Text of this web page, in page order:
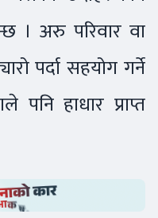
। अरु परिवार वा
पर्दा सहयोग गर्ने
पनि हाधार प्राप्त